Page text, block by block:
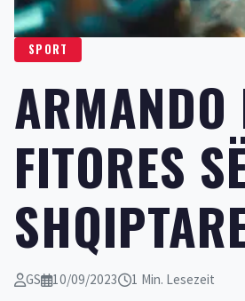
SPORT
ARMANDO
FITORES
GS 10/09/2023 1 Min. Lesezeit